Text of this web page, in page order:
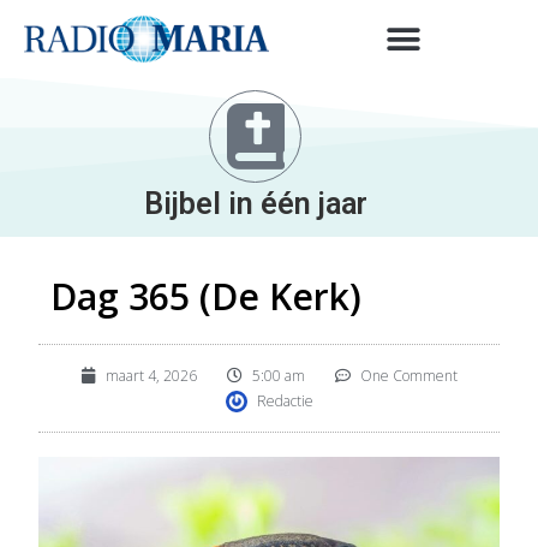
Bijbel in één jaar
Dag 365 (De Kerk)
maart 4, 2026 5:00 am
One Comment
Redactie